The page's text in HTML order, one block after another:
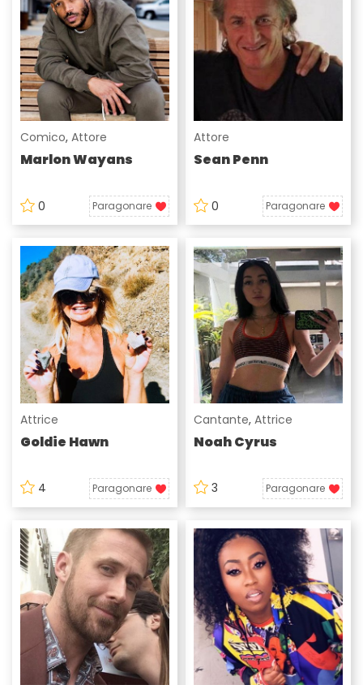
Comico, Attore
Marlon Wayans
0 Paragonare
Attore
Sean Penn
0 Paragonare
Attrice
Goldie Hawn
4 Paragonare
Cantante, Attrice
Noah Cyrus
3 Paragonare